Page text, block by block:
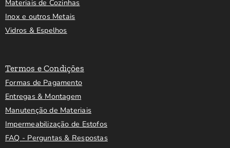
Materiais de Cozinhas
Inox e outros Metais
Vidros & Espelhos
Termos e Condições
Formas de Pagamento
Entregas & Montagem
Manutenção de Materiais
Impermeabilização de Estofos
FAQ - Perguntas & Respostas